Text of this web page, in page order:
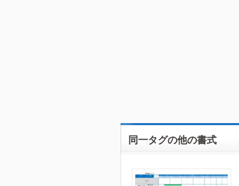
同一タグの他の書式